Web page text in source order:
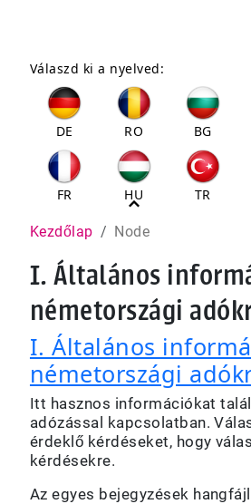
Válaszd ki a nyelved:
DE RO BG
FR HU TR
Pfadnavigation
Kezdőlap Node
I. Általános
németországi
I. Általános
németországi
Itt hasznos információkat
adózással kapcsolatban.
érdeklő kérdéseket, hogy
kérdésekre.
Az egyes bejegyzések